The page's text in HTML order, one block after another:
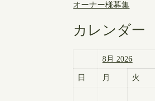
オーナー様募集
カレンダー
8月 2026
日 月 火